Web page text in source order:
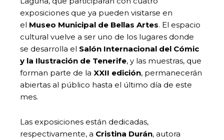
exposiciones que ya pueden visitarse en
el Museo Municipal de Bellas Artes. El espacio
cultural vuelve a ser uno de los lugares donde
se desarrolla el Salón Internacional del Cómic
y la Ilustración de Tenerife, y las muestras, que
forman parte de la XXII edición, permanecerán
abiertas al público hasta el último día de este
mes.
Las exposiciones están dedicadas,
respectivamente, a Cristina Durán, autora